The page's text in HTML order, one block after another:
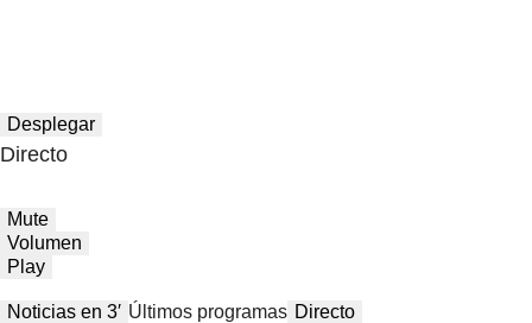
Desplegar
Directo
Mute
Volumen
Play
Noticias en 3′ Últimos programas Directo